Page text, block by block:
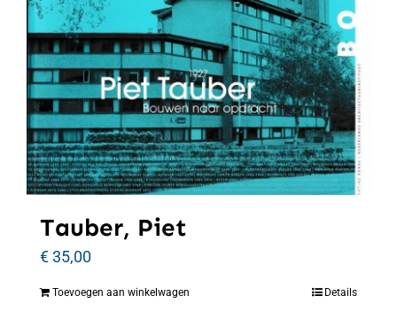
Tauber, Piet
€35,00
Toevoegen aan winkelwagen Details